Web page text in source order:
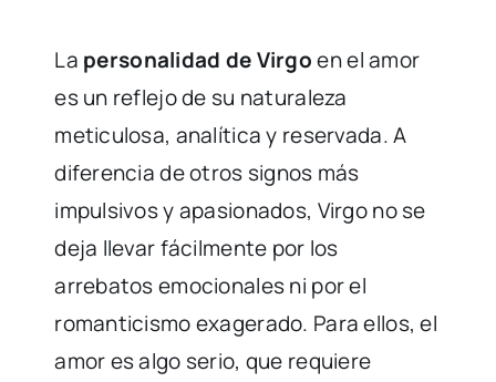
La personalidad de Virgoen el amor
es un reflejo de su naturaleza
meticulosa, analítica y reservada. A
diferencia de otros signos más
impulsivos y apasionados, Virgo no se
deja llevar fácilmente por los
arrebatos emocionales ni por el
romanticismo exagerado. Para ellos, el
amor es algo serio, que requiere